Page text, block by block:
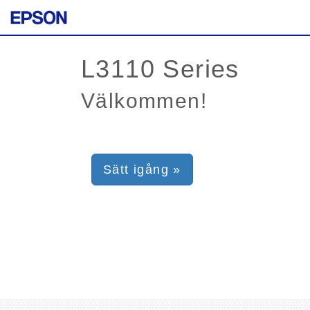
Välkommen!
Sätt igång »